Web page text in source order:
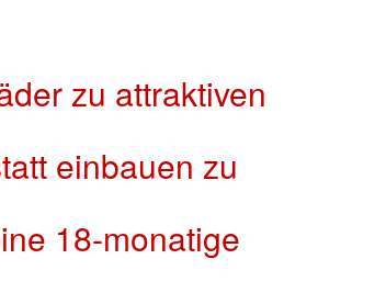
zu attraktiven
einbauen zu
18-monatige